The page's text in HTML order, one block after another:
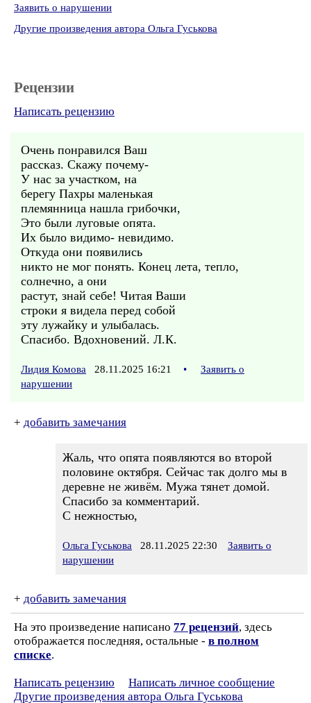
Заявить о нарушении
Другие произведения автора Ольга Гуськова
Рецензии
Написать рецензию
Очень понравился Ваш
рассказ. Скажу почему-
У нас за участком, на
берегу Пахры маленькая
племянница нашла грибочки,
Это были луговые опята.
Их было видимо- невидимо.
Откуда они появились
никто не мог понять. Конец лета, тепло,
солнечно, а они
растут, знай себе! Читая Ваши
строки я видела перед собой
эту лужайку и улыбалась.
Спасибо. Вдохновений. Л.К.
Лидия Комова 28.11.2025 16:21 •
Заявить о
нарушении
+ добавить замечания
Жаль, что опята появляются во второй
половине октября. Сейчас так долго мы в
деревне не живём. Мужа тянет домой.
Спасибо за комментарий.
С нежностью,
Ольга Гуськова 28.11.2025 22:30
Заявить о
нарушении
+ добавить замечания
На это произведение написано 77 рецензий, здесь
отображается последняя, остальные - в полном
списке.
Написать рецензию
Написать личное сообщение
Другие произведения автора Ольга Гуськова